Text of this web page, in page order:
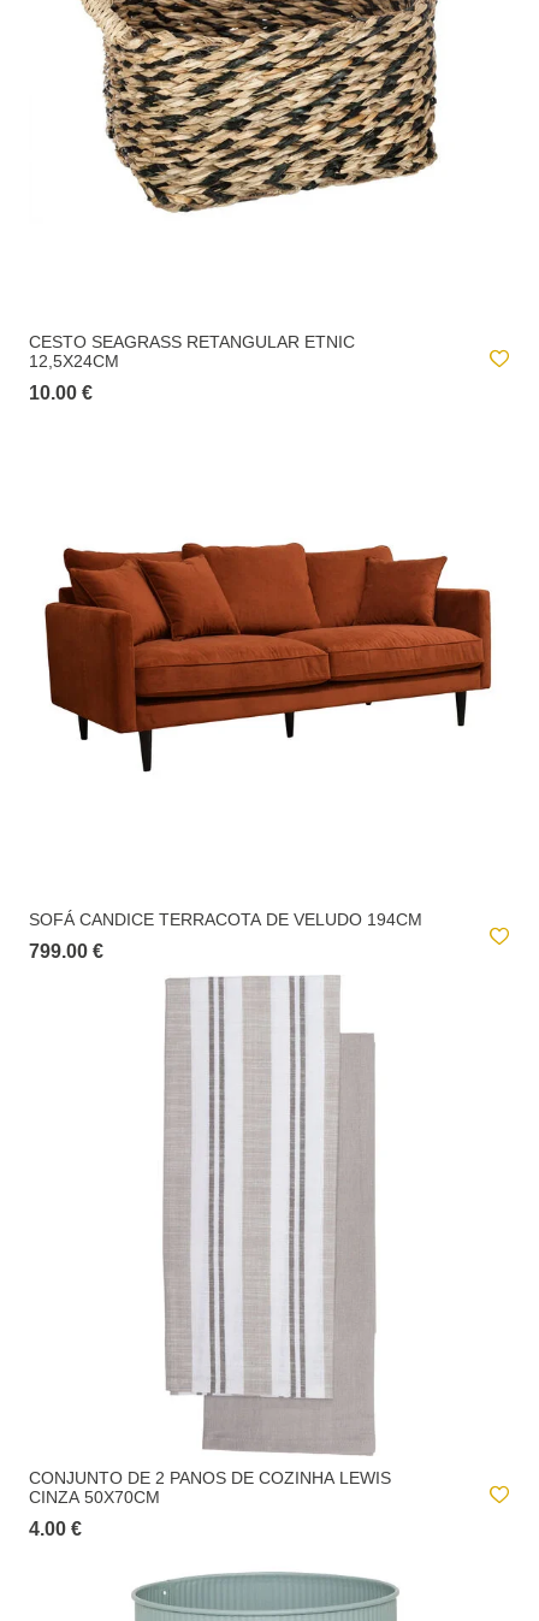
CESTO SEAGRASS RETANGULAR ETNIC
12,5X24CM
10.00 €
SOFÁ CANDICE TERRACOTA DE VELUDO 194CM
799.00 €
CONJUNTO DE 2 PANOS DE COZINHA LEWIS
CINZA 50X70CM
4.00 €